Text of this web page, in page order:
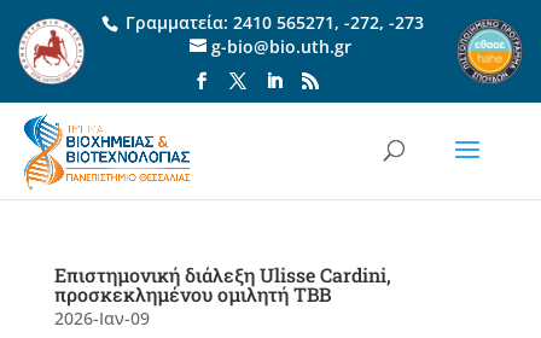
Γραμματεία: 2410 565271, -272, -273
g-bio@bio.uth.gr
Επιστημονική διάλεξη Ulisse Cardini,
προσκεκλημένου ομιλητή ΤΒΒ
2026-Ιαν-09